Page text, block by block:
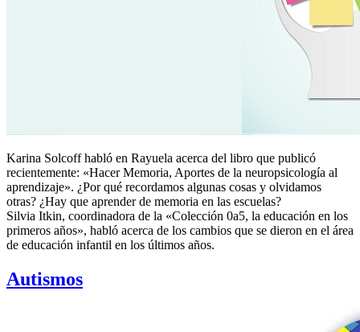
Karina Solcoff habló en Rayuela acerca del libro que publicó
recientemente: «Hacer Memoria, Aportes de la neuropsicología al
aprendizaje». ¿Por qué recordamos algunas cosas y olvidamos
otras? ¿Hay que aprender de memoria en las escuelas?
Silvia Itkin, coordinadora de la «Colección 0a5, la educación en los
primeros años», habló acerca de los cambios que se dieron en el área
de educación infantil en los últimos años.
Autismos